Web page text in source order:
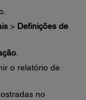
> Definições de
o relatório de
no